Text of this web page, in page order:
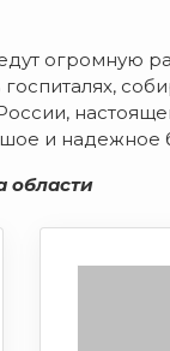
огромную
и надежное
области